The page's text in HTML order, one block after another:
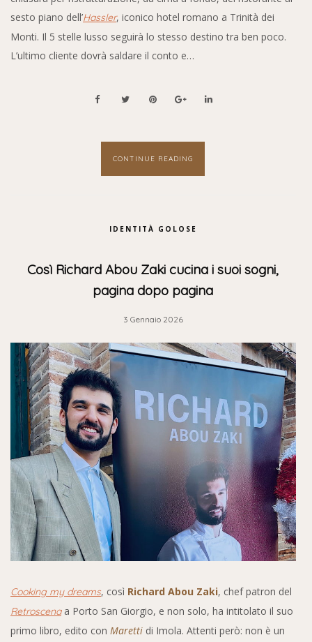
sesto piano dell’Hassler, iconico hotel romano a Trinità dei
Monti. Il 5 stelle lusso seguirà lo stesso destino tra ben poco.
L’ultimo cliente dovrà saldare il conto e…
CONTINUE READING
IDENTITÀ GOLOSE
Così Richard Abou Zaki cucina i suoi sogni,
pagina dopo pagina
3 Gennaio 2026
Cooking my dreams, così Richard Abou Zaki, chef patron del
Retroscenaa Porto San Giorgio, e non solo, ha intitolato il suo
primo libro, edito con Maretti di Imola. Attenti però: non è un